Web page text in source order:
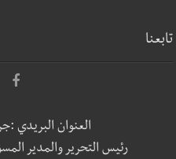
تابعنا
العنوان البريدي
رئيس التحرير والمدير